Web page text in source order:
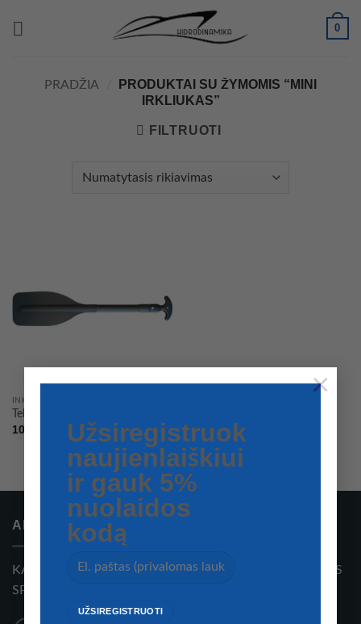
Užsiregistruok
naujienlaiškiui
ir gauk 5%
nuolaidos
kodą
×
0
PRADŽIA
PRODUKTAI SU ŽYMOMIS “MINI
IRKLIUKAS”
FILTRUOTI
INKARAVIMAS IR ŠVARTAVIMAS
Teleskopinis mini irklas
10,00
APIE MUS
KATERIŲ, KATERIŲ ĮRANGOS, AKSESUARŲ IR VANDENS
SPORTO ĮRANGOS KOMPANIJA